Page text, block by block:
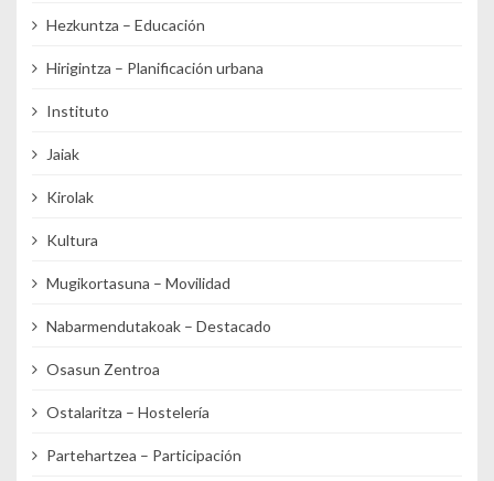
Hezkuntza – Educación
Hirigintza – Planificación urbana
Instituto
Jaiak
Kirolak
Kultura
Mugikortasuna – Movilidad
Nabarmendutakoak – Destacado
Osasun Zentroa
Ostalaritza – Hostelería
Partehartzea – Participación